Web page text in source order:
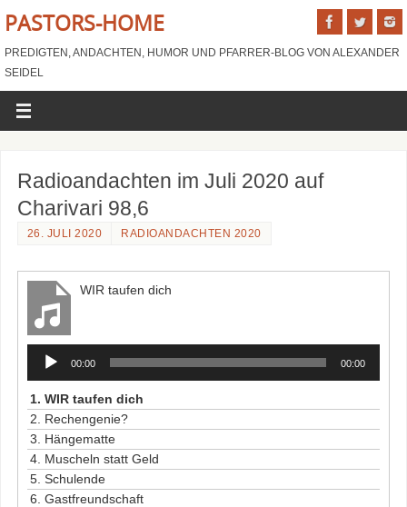
PASTORS-HOME
PREDIGTEN, ANDACHTEN, HUMOR UND PFARRER-BLOG VON ALEXANDER
SEIDEL
Radioandachten im Juli 2020 auf
Charivari 98,6
26. JULI 2020 RADIOANDACHTEN 2020
WIR taufen dich
Audio-
Player
00:00 00:00
1. WIR taufen dich
2. Rechengenie?
3. Hängematte
4. Muscheln statt Geld
5. Schulende
6. Gastfreundschaft